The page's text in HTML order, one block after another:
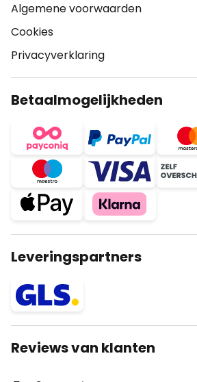
Algemene voorwaarden
Cookies
Privacyverklaring
Betaalmogelijkheden
Leveringspartners
Reviews van klanten